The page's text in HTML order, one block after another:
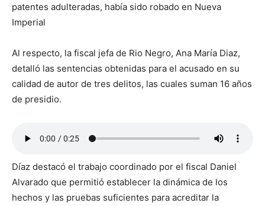
patentes adulteradas, había sido robado en Nueva
Imperial
Al respecto, la fiscal jefa de Rio Negro, Ana María Diaz,
detalló las sentencias obtenidas para el acusado en su
calidad de autor de tres delitos, las cuales suman 16 años
de presidio.
Díaz destacó el trabajo coordinado por el fiscal Daniel
Alvarado que permitió establecer la dinámica de los
hechos y las pruebas suficientes para acreditar la